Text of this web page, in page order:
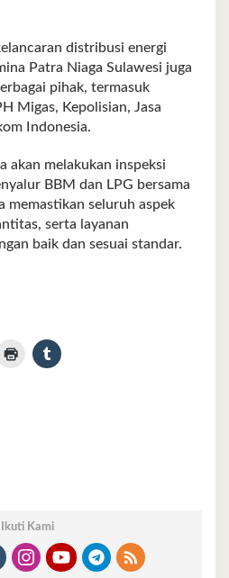
distribusi energi
Patra Niaga Sulawesi juga
pihak, termasuk
Migas, Kepolisian, Jasa
Indonesia.
akan melakukan inspeksi
BBM dan LPG bersama
memastikan seluruh aspek
serta layanan
baik dan sesuai standar.
Ikuti Kami